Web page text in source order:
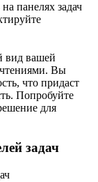
панелях задач
вид вашей
Вы
что придаст
Попробуйте
для
задач